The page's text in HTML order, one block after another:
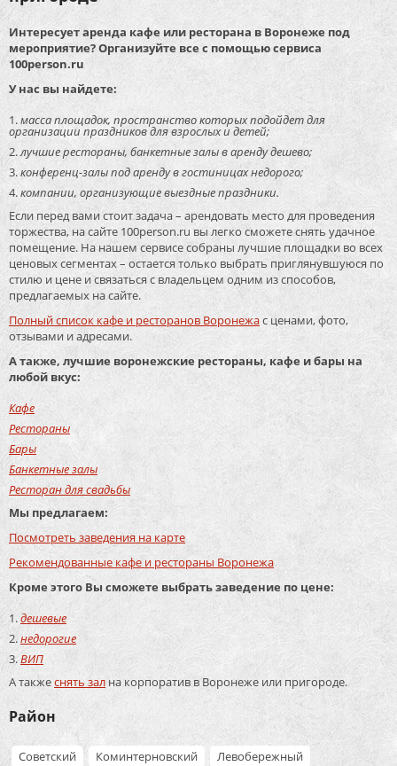
Интересует аренда кафе или ресторана в Воронеже под
мероприятие? Организуйте все с помощью сервиса
100person.ru
У нас вы найдете:
масса площадок, пространство которых подойдет для
организации праздников для взрослых и детей;
лучшие рестораны, банкетные залы в аренду дешево;
конференц-залы под аренду в гостиницах недорого;
компании, организующие выездные праздники.
Если перед вами стоит задача – арендовать место для проведения
торжества, на сайте 100person.ru вы легко сможете снять удачное
помещение. На нашем сервисе собраны лучшие площадки во всех
ценовых сегментах – остается только выбрать приглянувшуюся по
стилю и цене и связаться с владельцем одним из способов,
предлагаемых на сайте.
Полный список кафе и ресторанов Воронежас ценами, фото,
отзывами и адресами.
А также, лучшие воронежские рестораны, кафе и бары на
любой вкус:
Кафе
Рестораны
Бары
Банкетные залы
Ресторан для свадьбы
Мы предлагаем:
Посмотреть заведения на карте
Рекомендованные кафе и рестораны Воронежа
Кроме этого Вы сможете выбрать заведение по цене:
дешевые
недорогие
ВИП
А такжеснять зал на корпоратив в Воронеже или пригороде.
Район
Советский Коминтерновский
Левобережный